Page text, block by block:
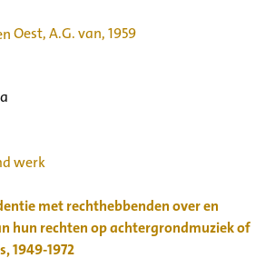
Oest, A.G. van, 1959
werk
met rechthebbenden over en
hun rechten op achtergrondmuziek of
1949-1972